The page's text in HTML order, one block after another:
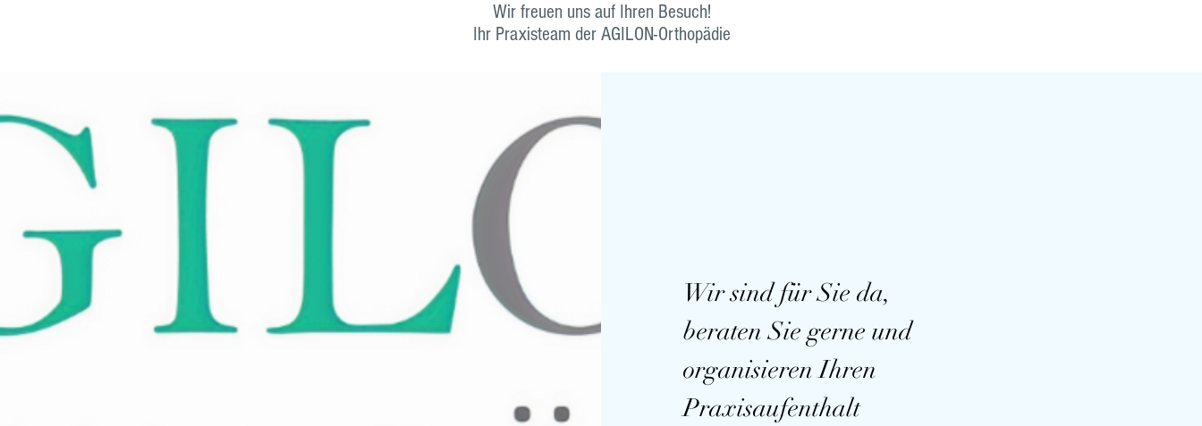
Wir freuen uns auf Ihren Besuch!
Ihr Praxisteam der AGILON-Orthopädie
Wir sind für Sie da,
beraten Sie gerne und
organisieren Ihren
Praxisaufenthalt